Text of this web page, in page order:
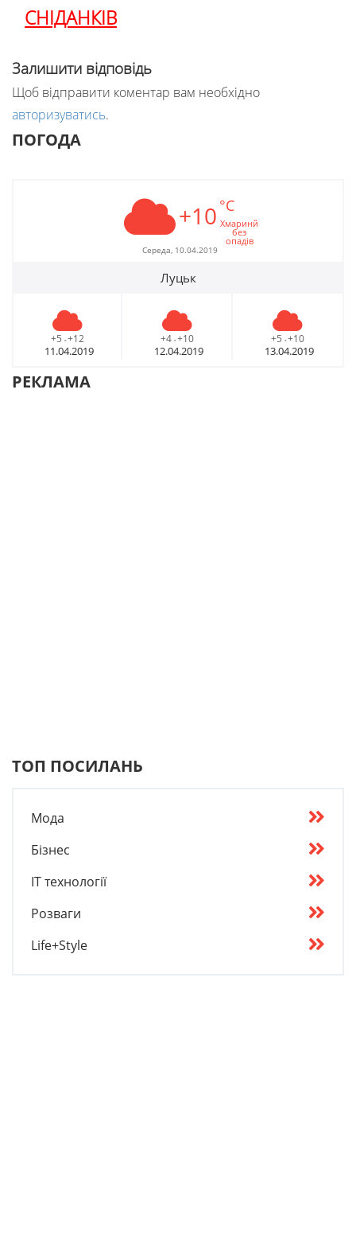
СНІДАНКІВ
Залишити відповідь
Щоб відправити коментар вам необхідно
авторизуватись.
ПОГОДА
+10 °C
Хмаринй
без
опадів
Середа, 10.04.2019
Луцьк
+5 - +12
11.04.2019
+4 - +10
12.04.2019
+5 - +10
13.04.2019
РЕКЛАМА
ТОП ПОСИЛАНЬ
Мода
Бізнес
IT технології
Розваги
Life+Style